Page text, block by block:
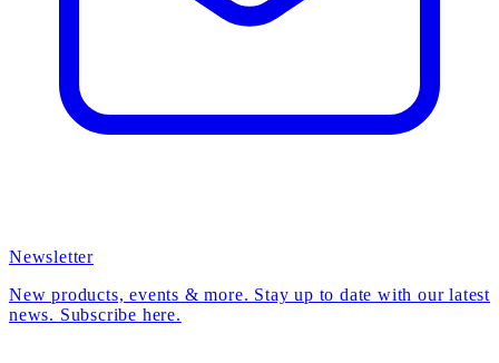
Newsletter
New products, events & more. Stay up to date with our latest
news. Subscribe here.